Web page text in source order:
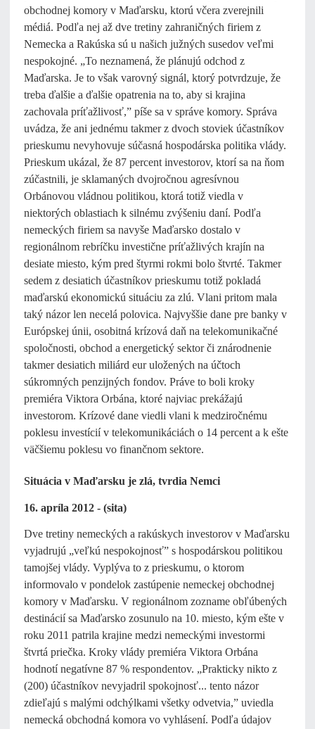
obchodnej komory v Maďarsku, ktorú včera zverejnili
médiá. Podľa nej až dve tretiny zahraničných firiem z
Nemecka a Rakúska sú u našich južných susedov veľmi
nespokojné. „To neznamená, že plánujú odchod z
Maďarska. Je to však varovný signál, ktorý potvrdzuje, že
treba ďalšie a ďalšie opatrenia na to, aby si krajina
zachovala príťažlivosť,” píše sa v správe komory. Správa
uvádza, že ani jednému takmer z dvoch stoviek účastníkov
prieskumu nevyhovuje súčasná hospodárska politika vlády.
Prieskum ukázal, že 87 percent investorov, ktorí sa na ňom
zúčastnili, je sklamaných dvojročnou agresívnou
Orbánovou vládnou politikou, ktorá totiž viedla v
niektorých oblastiach k silnému zvýšeniu daní. Podľa
nemeckých firiem sa navyše Maďarsko dostalo v
regionálnom rebríčku investične príťažlivých krajín na
desiate miesto, kým pred štyrmi rokmi bolo štvrté. Takmer
sedem z desiatich účastníkov prieskumu totiž pokladá
maďarskú ekonomickú situáciu za zlú. Vlani pritom mala
taký názor len necelá polovica. Najvyššie dane pre banky v
Európskej únii, osobitná krízová daň na telekomunikačné
spoločnosti, obchod a energetický sektor či znárodnenie
takmer desiatich miliárd eur uložených na účtoch
súkromných penzijných fondov. Práve to boli kroky
premiéra Viktora Orbána, ktoré najviac prekážajú
investorom. Krízové dane viedli vlani k medziročnému
poklesu investícií v telekomunikáciách o 14 percent a k ešte
väčšiemu poklesu vo finančnom sektore.
Situácia v Maďarsku je zlá, tvrdia Nemci
16. apríla 2012 - (sita)
Dve tretiny nemeckých a rakúskych investorov v Maďarsku
vyjadrujú „veľkú nespokojnosť” s hospodárskou politikou
tamojšej vlády. Vyplýva to z prieskumu, o ktorom
informovalo v pondelok zastúpenie nemeckej obchodnej
komory v Maďarsku. V regionálnom zozname obľúbených
destinácií sa Maďarsko zosunulo na 10. miesto, kým ešte v
roku 2011 patrila krajine medzi nemeckými investormi
štvrtá priečka. Kroky vlády premiéra Viktora Orbána
hodnotí negatívne 87 % respondentov. „Prakticky nikto z
(200) účastníkov nevyjadril spokojnosť... tento názor
zdieľajú s malými odchýlkami všetky odvetvia,” uviedla
nemecká obchodná komora vo vyhlásení. Podľa údajov